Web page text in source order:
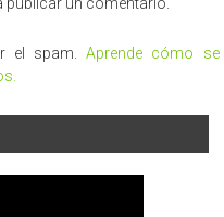
el spam.Aprende cómo se